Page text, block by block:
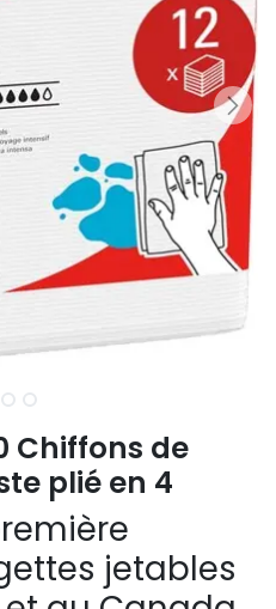
Chiffons de
plié en 4
jetables